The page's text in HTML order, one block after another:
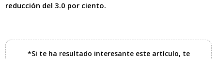
reducción del 3.0 por ciento.
*Si te ha resultado interesante este artículo, te